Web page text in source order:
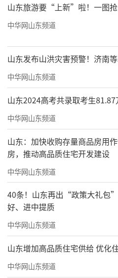
山东旅游要“上新”啦！一图
中华网山东频道
山东发布山洪灾害预警！济南
中华网山东频道
山东2024高考共录取考生
中华网山东频道
山东：加快收购存量商品房用
房，推动高品质住宅开发建设
中华网山东频道
40条！山东再出“政策大礼包
好、进中提质
中华网山东频道
山东增加高品质住宅供给 优化
中华网山东频道